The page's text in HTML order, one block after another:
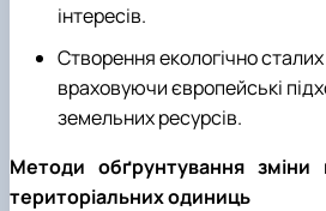
інтересів.
Створення екологічно
враховуючи європейські
земельних ресурсів.
Методи обґрунтування зміни
територіальних одиниць